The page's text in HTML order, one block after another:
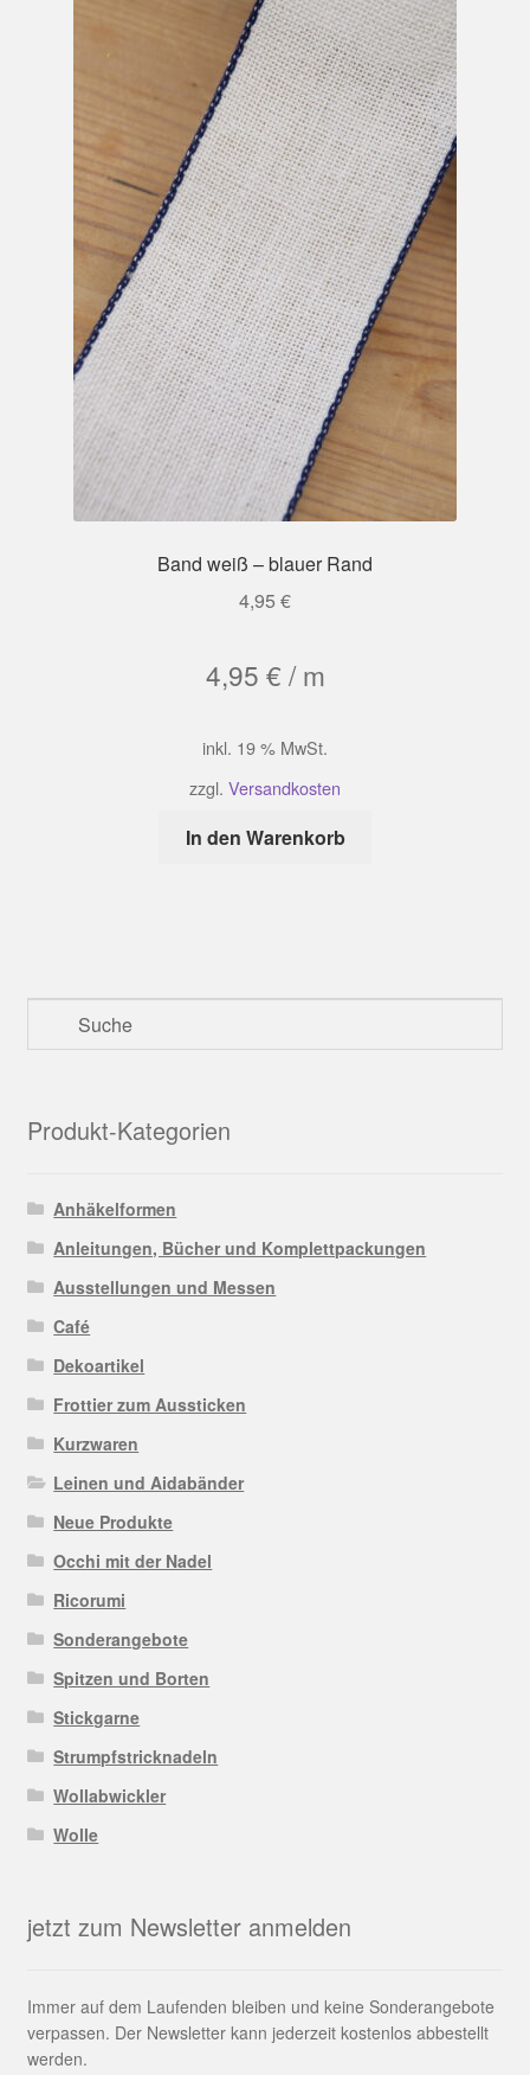
Band weiß – blauer Rand
4,95 €
4,95 € /m
inkl. 19 % MwSt.
zzgl. Versandkosten
In den Warenkorb
Produkt-Kategorien
Anhäkelformen
Anleitungen, Bücher und Komplettpackungen
Ausstellungen und Messen
Café
Dekoartikel
Frottier zum Aussticken
Kurzwaren
Leinen und Aidabänder
Neue Produkte
Occhi mit der Nadel
Ricorumi
Sonderangebote
Spitzen und Borten
Stickgarne
Strumpfstricknadeln
Wollabwickler
Wolle
jetzt zum Newsletter anmelden
Immer auf dem Laufenden bleiben und keine Sonderangebote
verpassen. Der Newsletter kann jederzeit kostenlos abbestellt
werden.